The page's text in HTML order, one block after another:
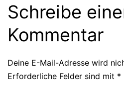
Schreibe
Kommentar
Deine E-Mail-Adresse wird
Erforderliche Felder sind mit *